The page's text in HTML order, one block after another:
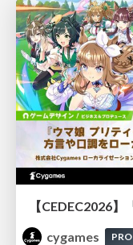
cygames
PRO